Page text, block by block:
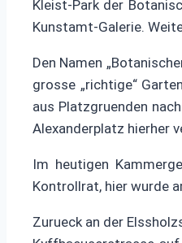
Kleist-Park der
Kunstamt-Galerie.
Den Namen
grosse „richtige“
aus Platzgruenden
Alexanderplatz hierher
Im heutigen
Kontrollrat, hier wurde
Zurueck an der